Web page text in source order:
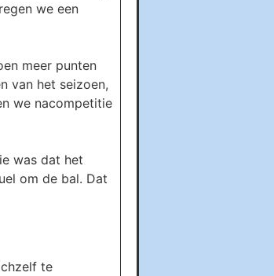
we een
meer punten
van het seizoen,
we nacompetitie
was dat het
om de bal. Dat
te